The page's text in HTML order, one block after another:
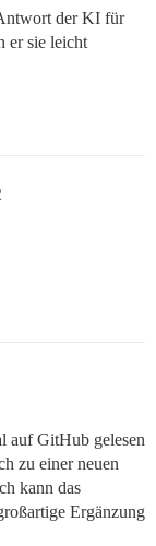
der KI für
er sie leicht
auf GitHub gelesen
zu einer neuen
kann das
Ergänzung